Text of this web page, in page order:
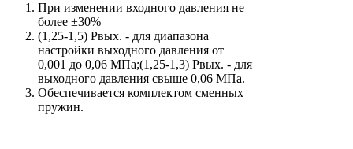
При изменении входного давления не
более ±30%
(1,25-1,5) Рвых. - для диапазона
настройки выходного давления от
0,001 до 0,06 МПа;(1,25-1,3) Рвых. - для
выходного давления свыше 0,06 МПа.
Обеспечивается комплектом сменных
пружин.